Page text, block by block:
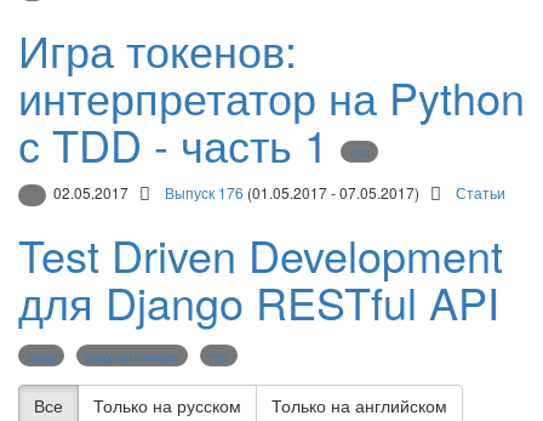
Игра токенов:
интерпретатор на Python
с TDD - часть 1 TDD
02.05.2017 Выпуск 176 (01.05.2017 - 07.05.2017) Статьи
Test Driven Development
для Django RESTful API
Django Django rest framework TDD
Все Только на русском Только на английском